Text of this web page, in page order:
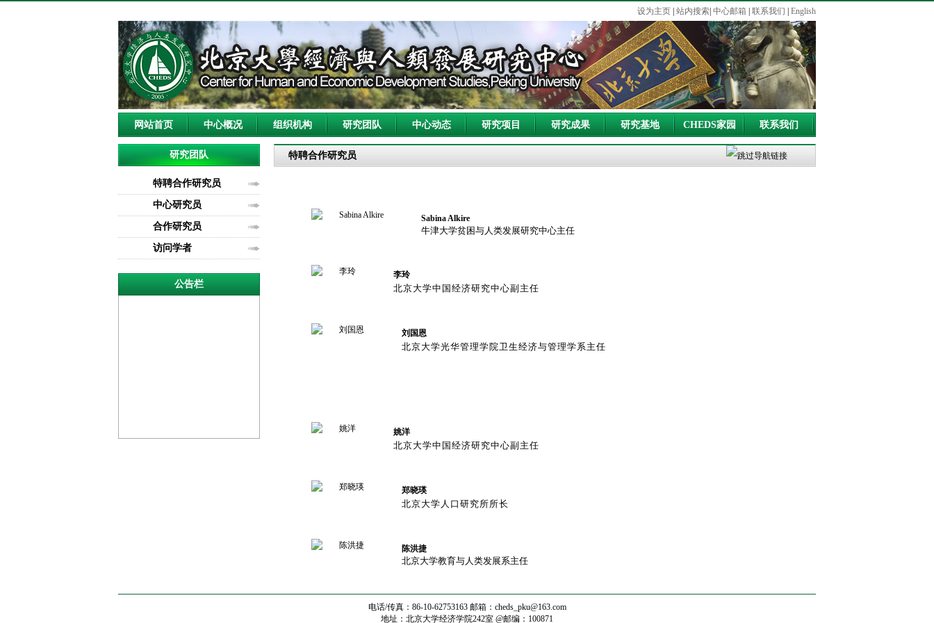
设为主页 站内搜索 中心邮箱 联系我们 English
网站首页 中心概况 组织机构 研究团队 中心动态 研究项目 研究成果 研究基地 CHEDS家园 联系我们
研究团队
特聘合作研究员
中心研究员
合作研究员
访问学者
公告栏
特聘合作研究员
Sabina Alkire
牛津大学贫困与人类发展研究中心主任
李玲
北京大学中国经济研究中心副主任
刘国恩
北京大学光华管理学院卫生经济与管理学系主任
姚洋
北京大学中国经济研究中心副主任
郑晓瑛
北京大学人口研究所所长
陈洪捷
北京大学教育与人类发展系主任
电话/传真：86-10-62753163 邮箱： cheds_pku@163.com
地址：北京大学经济学院242室 @邮编：100871